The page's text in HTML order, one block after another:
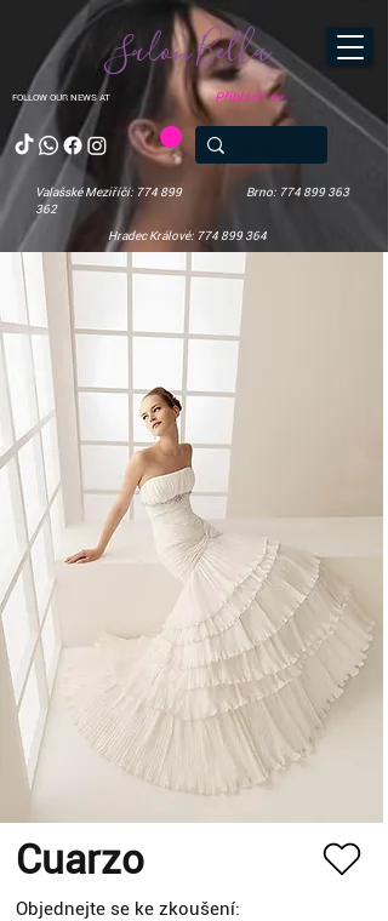
FOLLOW OUR NEWS AT
Salon Bella
Valašské Meziříčí: 774 899
362
Brno: 774 899 363
Hradec Králové: 774 899 364
Přihlásit se
Cuarzo
Objednejte se ke zkoušení: